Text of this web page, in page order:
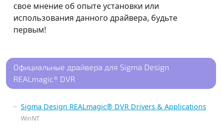
свое мнение об опыте установки или
использования данного драйвера, будьте
первым!
Официальные драйвера для Sigma Design
REALmagic® DVR
Sigma Design REALmagic® DVR Drivers & Applications
WinNT